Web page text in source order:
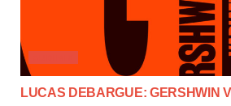
LUCAS DEBARGUE: GERSHWIN